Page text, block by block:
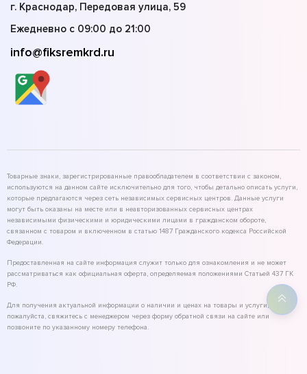
г. Краснодар, Передовая улица, 59
Ежедневно с 09:00 до 21:00
info@fiksremkrd.ru
Товарные знаки, зарегистрированные правообладателем в соответствии с законом,
используются на данном сайте исключительно для того, чтобы детально описать услуги,
которые предлагаются через сеть независимых сервисных центров. Данные услуги
могут быть оказаны на месте или в неавторизованных сервисных центрах
независимыми физическими и юридическими лицами в гражданском обороте,
связанном с товаром и включенном в статью 1487 Гражданского кодекса Российской
Федерации.
Предоставленная на сайте информация служит только для ознакомления и не может
рассматриваться как официальная оферта, определяемая положениями Статьей 437 ГК
РФ.
Для получения актуальной информации о наличии и ценах на товары и услуги,
пожалуйста, свяжитесь с менеджером через форму обратной связи на сайте или
позвоните по указанному номеру телефона.